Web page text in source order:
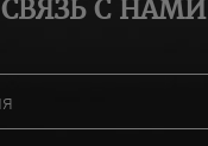
СВЯЗЬ С НАМИ